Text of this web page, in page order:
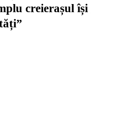
creierașul își